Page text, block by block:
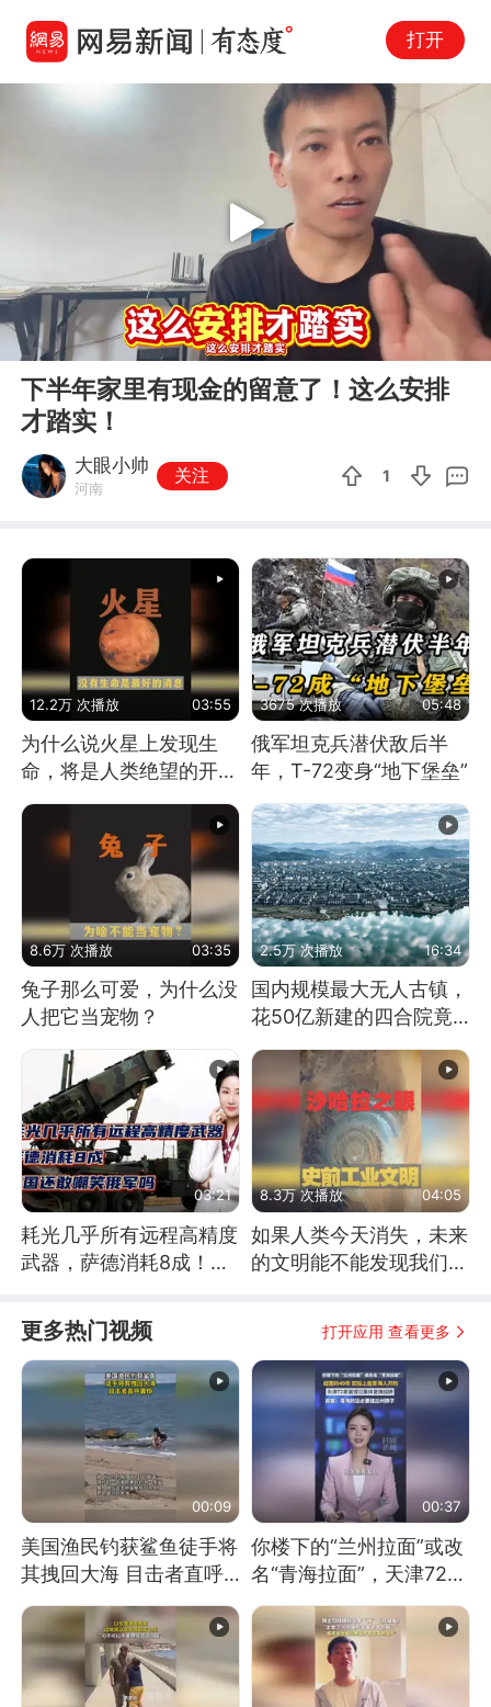
打开
00:00 00:51
Play
下半年家里有现金的留意了！这么安排
才踏实！
大眼小帅
河南
关注 1
12.2万 次播放 03:55
为什么说火星上发现生
命，将是人类绝望的开
始？
3675 次播放 05:48
俄军坦克兵潜伏敌后半
年，T-72变身“地下堡垒”
8.6万 次播放 03:35
兔子那么可爱，为什么没
人把它当宠物？
2.5万 次播放 16:34
国内规模最大无人古镇，
花50亿新建的四合院竟
03:21
耗光几乎所有远程高精度
武器，萨德消耗8成！美
8.3万 次播放 04:05
如果人类今天消失，未来
的文明能不能发现我们存
更多热门视频 打开应用 查看更多
00:09
美国渔民钓获鲨鱼徒手将
其拽回大海 目击者直呼
震惊 （视频来源：参考
消息）
00:37
你楼下的“兰州拉面”或改
名“青海拉面”，天津72家
面馆已集体更换招牌